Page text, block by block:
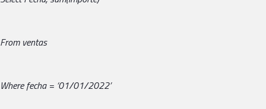
From ventas
Where fecha = ‘01/01/2022’